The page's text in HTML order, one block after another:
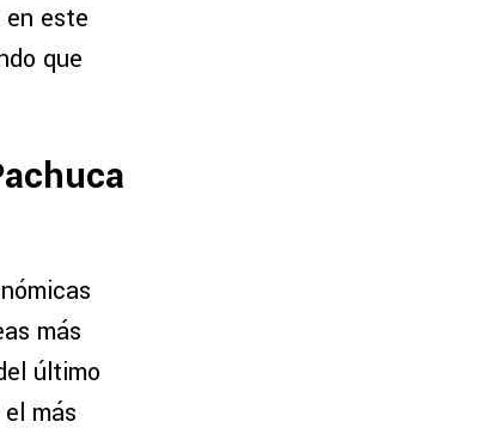
este
que
más
último
más